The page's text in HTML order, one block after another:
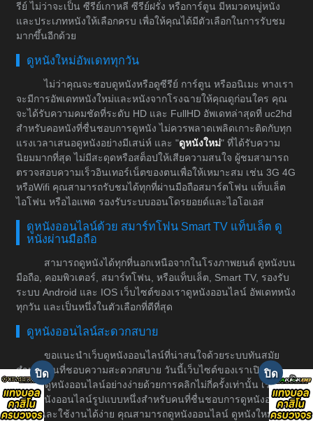
รีย์ ไม่ว่าจะเป็น ซีรีย์เกาหลี ซีรีย์ฝรั่ง หรือการ์ตูน มีหมวดหมู่หนัง
และประเภทหนังให้เลือกครบ เพื่อให้คุณได้มีตัวเลือกในการรับชม
มากขึ้นอีกด้วย
ดูหนังใหม่อัพเดททุกวัน
ไม่ว่าคุณจะชอบดูหนังหรือดูซีรีย์ การ์ตูน หรืออนิเมะ ทางเรา
จะมีการอัพเดทหนังใหม่และหนังจากโรงฉายให้คุณดูก่อนใคร คุณ
จะได้รับความคมชัดที่ระดับ HD และ FullHD อัพเดทล่าสุดที่ uc2hd
สำหรับคอหนังที่ชื่นชอบการดูหนัง ไม่ควรพลาดเพลิดเกาะติดกับทุก
แรงเวลาเสนอดูหนังอย่างมีเสน่ห์ และ "ดูหนังใหม่" ที่ได้รับความ
นิยมมากที่สุด ไม่มีสะดุดหรือสต็อปให้เสียความสนใจ ผู้ชมสามารถ
ตรวจสอบความเร็วอินเทอร์เน็ตของตนเพื่อให้เหมาะสม เช่น 3G 4G
หรือWifi คุณสามารถรับชมได้ทุกที่ผ่านมือถือสมาร์ตโฟน แท็บเล็ต
ไอโฟน หรือไอแพด รองรับระบบออนโดรยอยด์และไอโอเอส
ดูหนังออนไลน์ด้วย สมาร์ทโฟน Smart TV แท็บเล็ต ดู
หนังผ่านมือถือ
สามารถดูหนังได้ทุกที่นอกเหนือจากในโรงภาพยนต์ ดูหนังบน
มือถือ, คอมพิวเตอร์, สมาร์ทโฟน, หรือแท็บเล็ต, Smart TV, รองรับ
ระบบ Android และ IOS เว็บไซต์ของเราดูหนังออนไลน์ อัพเดทหนัง
ทุกวัน และเป็นหนึ่งในตัวเลือกที่ดีที่สุด
ดูหนังออนไลน์สะดวกสบาย
ขอแนะนำเว็บดูหนังออนไลน์ที่น่าสนใจด้วยระบบทันสมัย
สำหรับคนที่ชอบความสะดวกสบาย วันนี้เว็บไซต์ของเราเปิดให้
บริการดูหนังออนไลน์อย่างง่ายด้วยการคลิกไม่กี่ครั้งเท่านั้น เราเป็น
เว็บดูหนังออนไลน์รูปแบบหนึ่งสำหรับคนที่ชื่นชอบการดูหนังอย่างมี
ระบบและใช้งานได้ง่าย คุณสามารถดูหนังออนไลน์ ดูหนังใหม่ได้